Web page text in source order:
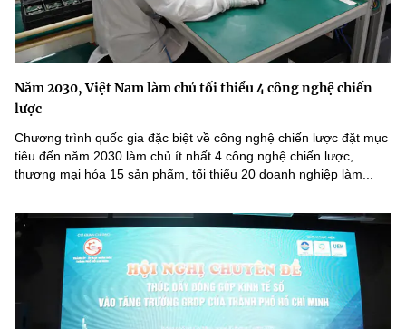
Năm 2030, Việt Nam làm chủ tối thiểu 4 công nghệ chiến
lược
Chương trình quốc gia đặc biệt về công nghệ chiến lược đặt mục
tiêu đến năm 2030 làm chủ ít nhất 4 công nghệ chiến lược,
thương mại hóa 15 sản phẩm, tối thiểu 20 doanh nghiệp làm...